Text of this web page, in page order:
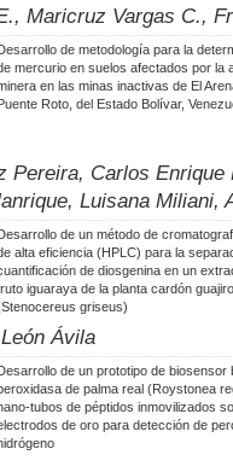
Maricruz Vargas C.,
de metodología para la
mercurio en suelos afectados por la
en las minas inactivas de El
Roto, del Estado Bolívar,
Pereira, Carlos
Luisana Miliani,
de un método de
alta eficiencia (HPLC) para la
de diosgenina en un
iguaraya de la planta cardón guajiro
griseus)
Ávila
de un prototipo de biosensor
de palma real (Roystonea
tubos de péptidos inmovilizados
de oro para detección de